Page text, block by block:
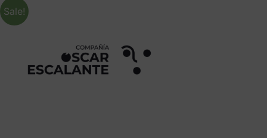
Sale!